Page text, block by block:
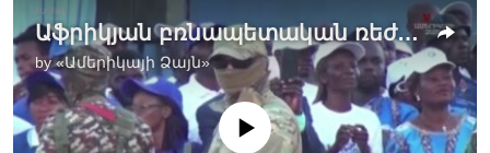
Աֆրիկյան բռնապետական ռեժիմներին Մոսկվան ծառայություններ է մատուցում վերակազմավորված «Վագների» միջոցով
by«Ամերիկայի Ձայն»
No media source currently available